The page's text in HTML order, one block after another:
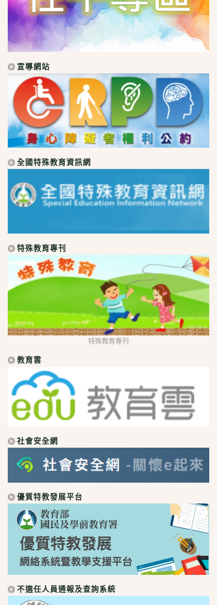
宣導網站
全國特殊教育資訊網
特殊教育專刊
特殊教育專刊
教育雲
社會安全網
優質特教發展平台
不適任人員通報及查詢系統